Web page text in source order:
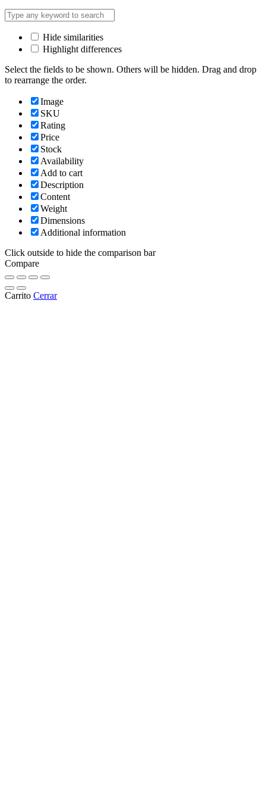
Hide similarities
Highlight differences
Select the fields to be shown. Others will be hidden. Drag and drop
to rearrange the order.
Image
SKU
Rating
Price
Stock
Availability
Add to cart
Description
Content
Weight
Dimensions
Additional information
Click outside to hide the comparison bar
Compare
Carrito Cerrar